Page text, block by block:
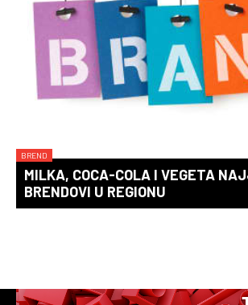
BREND
MILKA, COCA-COLA I VEGETA
BRENDOVI U REGIONU